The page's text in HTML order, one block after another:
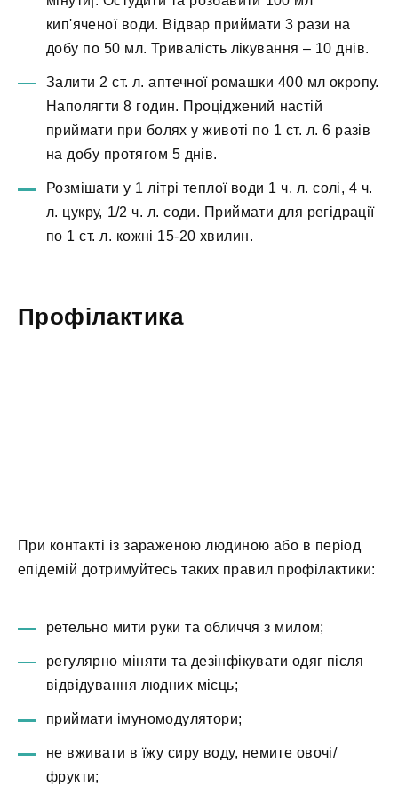
кип'яченої води. Відвар приймати 3 рази на
добу по 50 мл. Тривалість лікування – 10 днів.
Залити 2 ст. л. аптечної ромашки 400 мл окропу.
Наполягти 8 годин. Проціджений настій
приймати при болях у животі по 1 ст. л. 6 разів
на добу протягом 5 днів.
Розмішати у 1 літрі теплої води 1 ч. л. солі, 4 ч.
л. цукру, 1/2 ч. л. соди. Приймати для регідрації
по 1 ст. л. кожні 15-20 хвилин.
Профілактика
При контакті із зараженою людиною або в період
епідемій дотримуйтесь таких правил профілактики:
ретельно мити руки та обличчя з милом;
регулярно міняти та дезінфікувати одяг після
відвідування людних місць;
приймати імуномодулятори;
не вживати в їжу сиру воду, немите овочі/
фрукти;